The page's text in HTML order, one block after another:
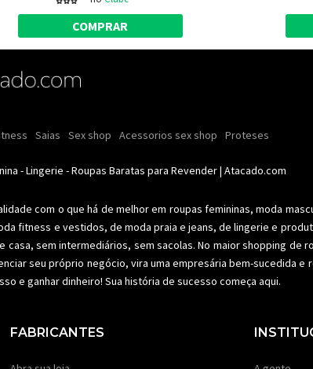
COMPRAR
Moda íntima Moda fitness Moda praia Plus size Acessórios
masculinos Moda íntima Calcinhas Soutiens Conjuntos
Saias Sex shop Acessorios sex shop Proteses
Ofertas Roupas para revender
-Lingerie -Roupas Baratas para Revender| Atacado.com
com o que há de melhor em roupas femininas,moda
fitness e vestidos, de moda praia e jeans, de lingerie e
sem intermediários, sem sacolas. No maior shopping de
seu próprio negócio, vira uma empresária bem-sucedida e
e ganhar dinheiro! Sua história de sucesso começa aqui.
FABRICANTES